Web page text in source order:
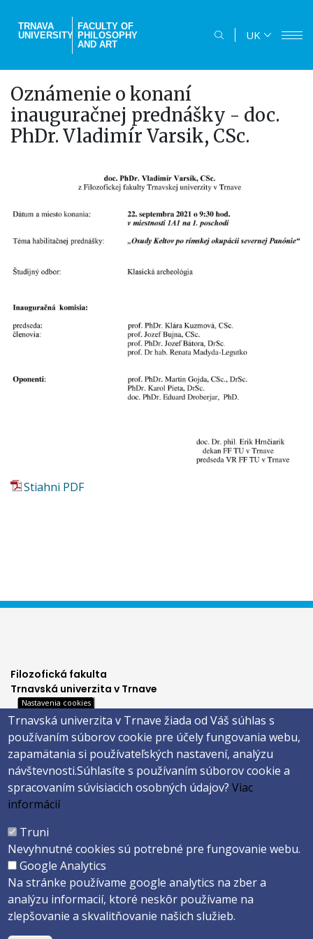
main
TRNAVA
UNIVERSITY
FACULTY OF
PHILOSOPHY
AND ART
UK
Oznámenie o konaní
inauguračnej prednášky - doc.
PhDr. Vladimír Varsik, CSc.
Stiahni PDF
Filozofická fakulta
Trnavská univerzita v Trnave
Hornopotočná 23
918 43 TRNAVA
tel.: 033/5939 213
IČO: 318 25 249
IČ DPH: SK2021177202
Footer
menu
4
Youtube
Copyright ©2026 Faculty of Philosophy and Art · Trnava University
Created by
Nastavenia cookies
Trnavská univerzita v Trnave žiada od Váš súhlas s
používaním súborov cookie pre účely fungovania webu,
zapamätania si používateľských nastavení, analýzu
návštevnosti.Súhlasíte s používaním súborov cookie a
spracovaním súvisiacich osobných údajov?Viac
informácií
Truni
Nevyhnutné cookies sú potrebné pre fungovanie webu.
Google Analytics
Na stránke používame google analytics na zber a
analýzu informacií, ktoré neskôr používame na
zlepšovanie a skvalitňovanie našich služieb.